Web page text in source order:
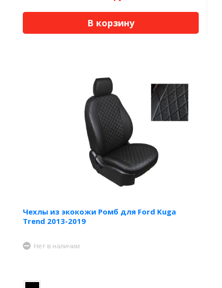
В корзину
Чехлы из экокожи Ромб для Ford Kuga
Trend 2013-2019
Нет в наличии